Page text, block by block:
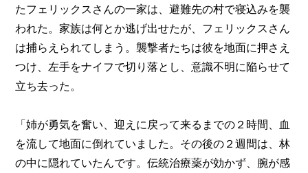
たフェリックスさんの一家は、避難先の村で寝込みを襲
われた。家族は何とか逃げ出せたが、フェリックスさん
は捕らえられてしまう。襲撃者たちは彼を地面に押さえ
つけ、左手をナイフで切り落とし、意識不明に陥らせて
立ち去った。
「姉が勇気を奮い、迎えに戻って来るまでの２時間、血
を流して地面に倒れていました。その後の２週間は、林
の中に隠れていたんです。伝統治療薬が効かず、腕が感